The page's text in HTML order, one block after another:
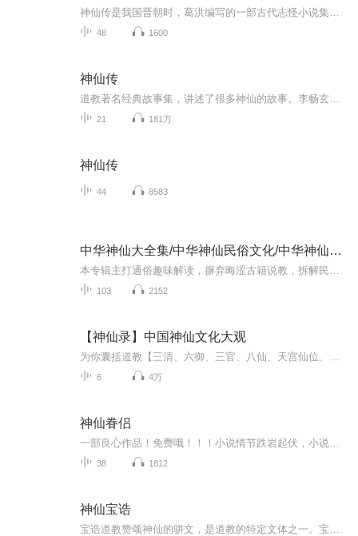
48 1600
神仙传
21 181万
神仙传
44 8583
中华神仙大全集/中华神仙民俗文化/中华神仙谱系
103 2152
【神仙录】中国神仙文化大观
6 4万
神仙眷侣
38 1812
神仙宝诰